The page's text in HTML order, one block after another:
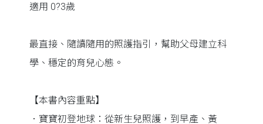
適用 0?3歲
最直接、隨讀隨用的照護指引，幫助父母建立科
學、穩定的育兒心態。
【本書內容重點】
．寶寶初登地球：從新生兒照護，到早產、黃